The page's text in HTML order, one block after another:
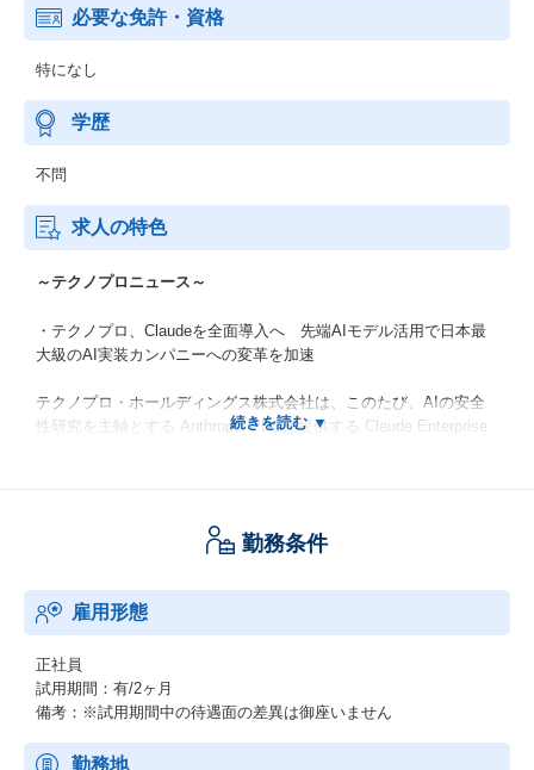
必要な免許・資格
特になし
学歴
不問
求人の特色
～テクノプロニュース～
・テクノプロ、Claudeを全面導入へ 先端AIモデル活用で日本最
大級のAI実装カンパニーへの変革を加速
テクノプロ・ホールディングス株式会社は、このたび、AIの安全
性研究を主軸とする Anthropic PBCが提供する Claude Enterprise
ー』へのビジョン実現を力強く後押しするものです。
https://prtimes.jp/main/html/rd/p/000000006.000177691.html
・テクノプロ・ITだからこそ描けるエンジニアのキャリア像
2万人を超える技術者・研究者を擁するテクノプロ・グループ。こ
のうちIT領域を担うのが、テクノプロ・IT社。
全国31拠点で5000名以上のITエンジニアが活躍しており、あらゆ
近年、IT業界では人材不足が叫ばれており、技術者派遣をコア事
勤務条件
雇用形態
正社員
試用期間：有/2ヶ月
備考：※試用期間中の待遇面の差異は御座いません
勤務地